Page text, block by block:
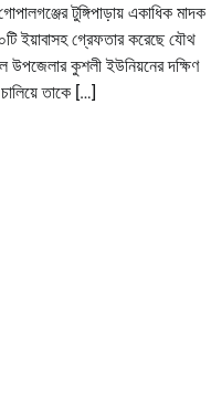
টুঙ্গিপাড়ায় একাধিক মাদক
ইয়াবাসহ গ্রেফতার করেছে যৌথ
উপজেলার কুশলী ইউনিয়নের দক্ষিণ
তাকে […]